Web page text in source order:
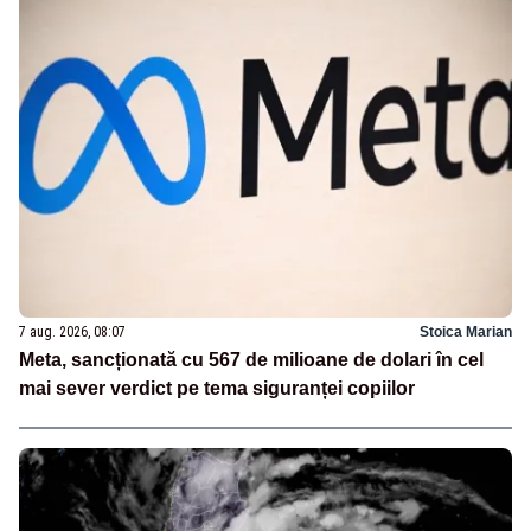
7 aug. 2026, 08:07 Stoica Marian
Meta, sancționată cu 567 de milioane de dolari în cel
mai sever verdict pe tema siguranței copiilor